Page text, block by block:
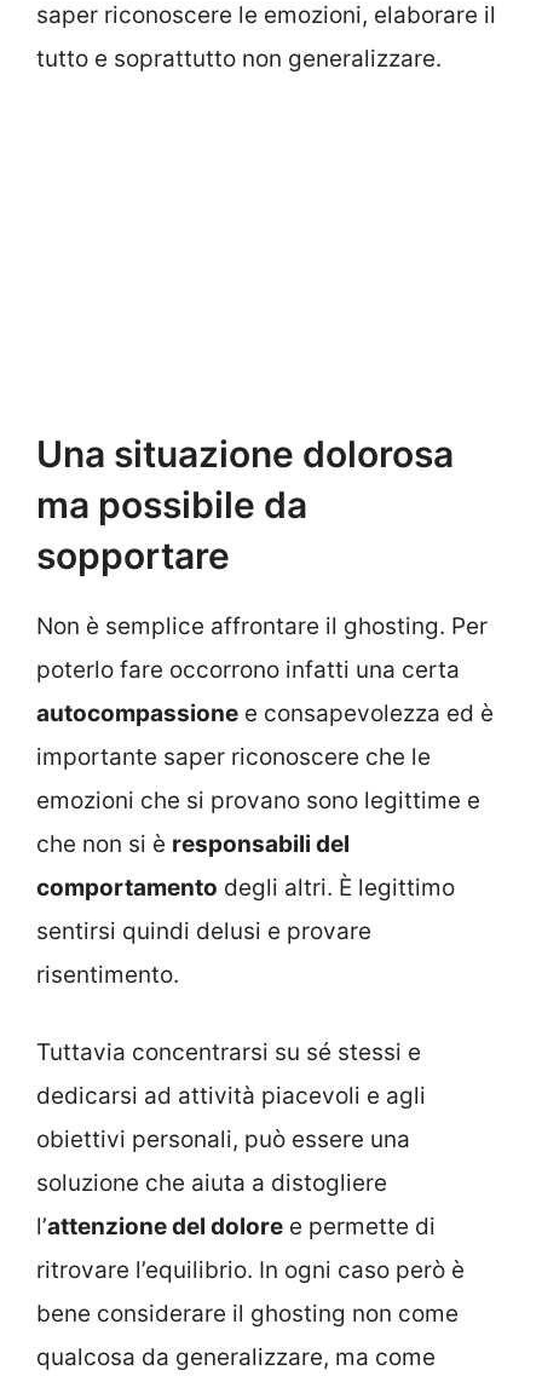
saper riconoscere le emozioni, elaborare il
tutto e soprattutto non generalizzare.
Una situazione dolorosa
ma possibile da
sopportare
Non è semplice affrontare il ghosting. Per
poterlo fare occorrono infatti una certa
autocompassione e consapevolezza ed è
importante saper riconoscere che le
emozioni che si provano sono legittime e
che non si è responsabili del
comportamento degli altri. È legittimo
sentirsi quindi delusi e provare
risentimento.
Tuttavia concentrarsi su sé stessi e
dedicarsi ad attività piacevoli e agli
obiettivi personali, può essere una
soluzione che aiuta a distogliere
l’attenzione del dolore e permette di
ritrovare l’equilibrio. In ogni caso però è
bene considerare il ghosting non come
qualcosa da generalizzare, ma come